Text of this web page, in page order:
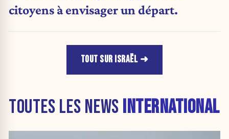
citoyens à envisager un départ.
TOUT SUR ISRAËL
TOUTES LES NEWS INTERNATIONAL